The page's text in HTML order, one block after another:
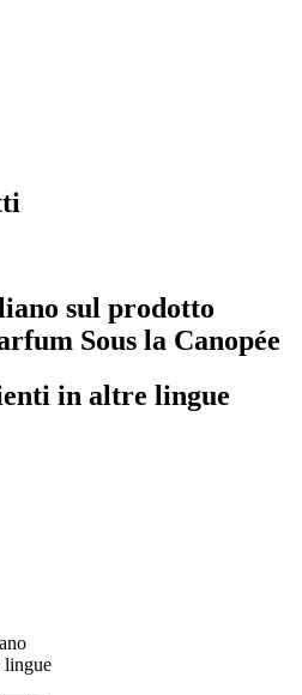
sul prodotto
Sous la Canopée
in altre lingue
lingue